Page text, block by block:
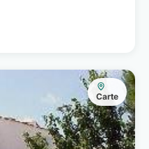
Carte